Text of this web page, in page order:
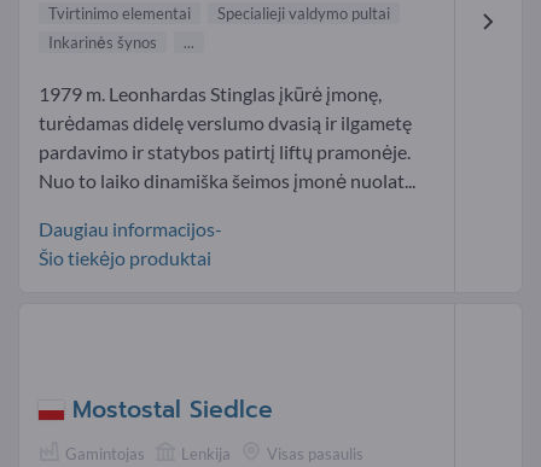
Tvirtinimo elementai
Specialieji valdymo pultai
Inkarinės šynos
...
1979 m. Leonhardas Stinglas įkūrė įmonę,
turėdamas didelę verslumo dvasią ir ilgametę
pardavimo ir statybos patirtį liftų pramonėje.
Nuo to laiko dinamiška šeimos įmonė nuolat...
Daugiau informacijos-
Šio tiekėjo produktai
Mostostal Siedlce
Gamintojas Lenkija Visas pasaulis